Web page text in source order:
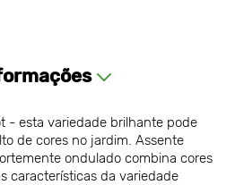
- esta variedade brilhante pode
de cores no jardim. Assente
ondulado combina cores
características da variedade